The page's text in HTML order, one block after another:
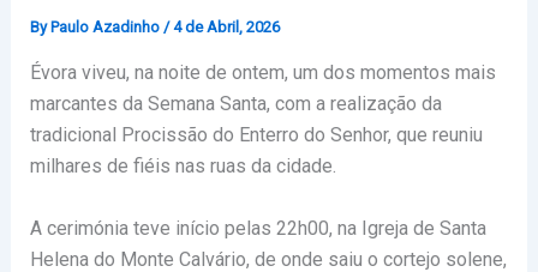
By Paulo Azadinho /4 de Abril, 2026
Évora viveu, na noite de ontem, um dos momentos mais
marcantes da Semana Santa, com a realização da
tradicional Procissão do Enterro do Senhor, que reuniu
milhares de fiéis nas ruas da cidade.
A cerimónia teve início pelas 22h00, na Igreja de Santa
Helena do Monte Calvário, de onde saiu o cortejo solene,